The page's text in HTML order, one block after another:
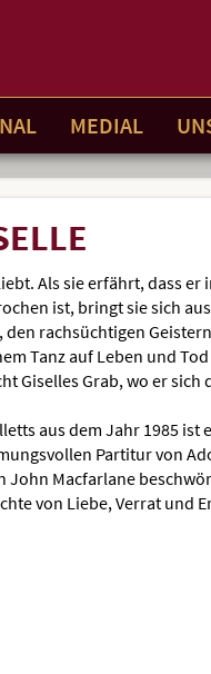
MEDIAL
Als sie erfährt, dass er
ist, bringt sie sich aus
rachsüchtigen
Tanz auf Leben und
Giselles Grab, wo er sich
aus dem Jahr 1985 ist
Partitur von
Macfarlane
von Liebe, Verrat und